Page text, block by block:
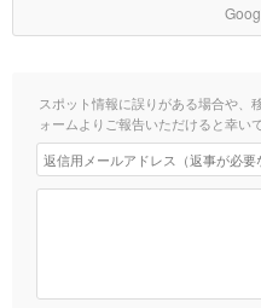
スポット情報に誤りがある場合や、
ォームよりご報告いただけると幸いで